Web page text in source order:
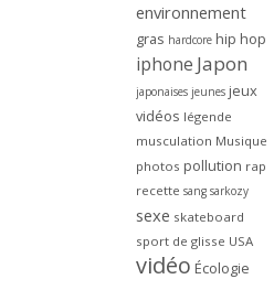
environnement
gras hardcore hip hop
iphone Japon
japonaises jeunes jeux
vidéos légende
musculation Musique
photos pollution rap
recette sang sarkozy
sexe skateboard
sport de glisse USA
vidéo Écologie